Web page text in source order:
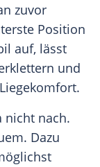
zuvor
Position
auf, lässt
und
nicht nach.
Dazu